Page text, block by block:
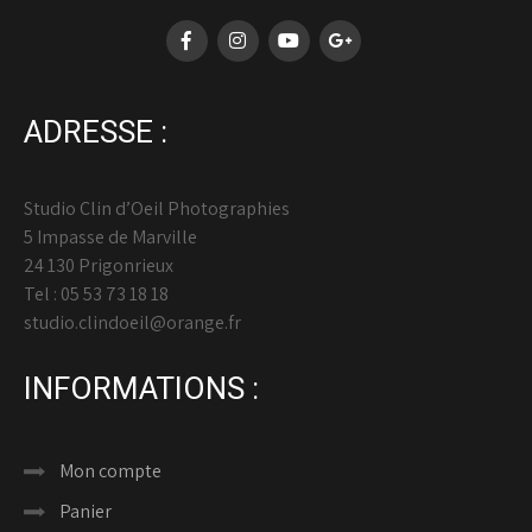
ADRESSE :
Studio Clin d’Oeil Photographies
5 Impasse de Marville
24 130 Prigonrieux
Tel : 05 53 73 18 18
studio.clindoeil@orange.fr
INFORMATIONS :
Mon compte
Panier